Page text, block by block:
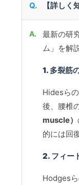
【詳し
最新の研
ム」を解
1. 多裂筋
Hidesら
後、腰椎
muscle）
的には回
2. フィー
Hodges